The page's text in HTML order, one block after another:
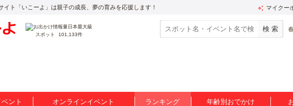
イト「いこーよ」は親子の成長、夢の育みを応援します！ マイクー
スポット 101,133件
ベント オンラインイベント ランキング 年齢別おでかけ